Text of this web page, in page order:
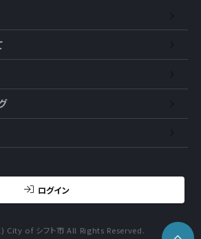
ログイン
City of シフト市 All Rights Reserved.